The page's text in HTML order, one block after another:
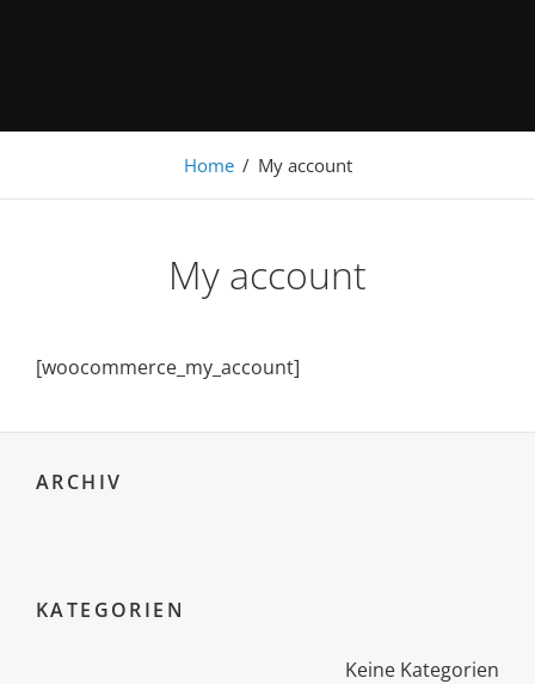
Home / My account
My account
[woocommerce_my_account]
ARCHIV
KATEGORIEN
Keine Kategorien